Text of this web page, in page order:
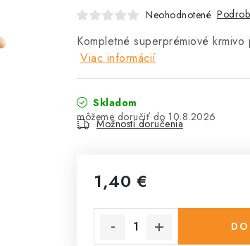
Neohodnotené
Kompletné superprémiové
Viac informácií
Skladom
10.8.2026
Možnosti doručenia
1,40 €